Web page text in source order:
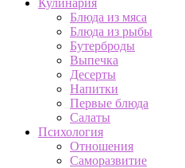
Кулинария
Блюда из мяса
Блюда из рыбы
Бутерброды
Выпечка
Десерты
Напитки
Первые блюда
Салаты
Психология
Отношения
Саморазвитие